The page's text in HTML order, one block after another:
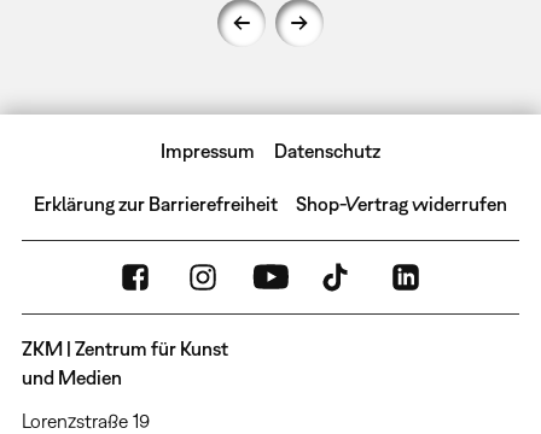
Impressum Datenschutz
Erklärung zur Barrierefreiheit Shop-Vertrag widerrufen
ZKM | Zentrum für Kunst
und Medien
Lorenzstraße 19